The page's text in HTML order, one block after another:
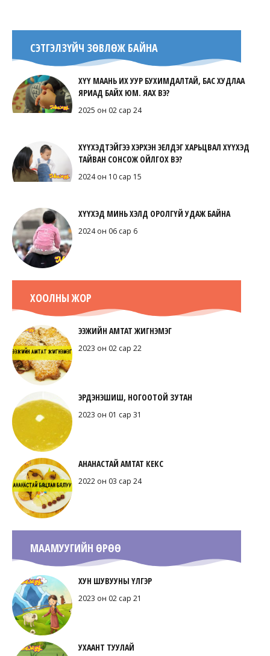
СЭТГЭЛЗҮЙЧ ЗӨВЛӨЖ БАЙНА
ХҮҮ МААНЬ ИХ УУР БУХИМДАЛТАЙ, БАС ХУДЛАА
ЯРИАД БАЙХ ЮМ. ЯАХ ВЭ?
2025 он 02 сар 24
ХҮҮХЭДТЭЙГЭЭ ХЭРХЭН ЭЕЛДЭГ ХАРЬЦВАЛ ХҮҮХЭД
ТАЙВАН СОНСОЖ ОЙЛГОХ ВЭ?
2024 он 10 сар 15
ХҮҮХЭД МИНЬ ХЭЛД ОРОЛГҮЙ УДАЖ БАЙНА
2024 он 06 сар 6
ХООЛНЫ ЖОР
ЭЭЖИЙН АМТАТ ЖИГНЭМЭГ
2023 он 02 сар 22
ЭРДЭНЭШИШ, НОГООТОЙ ЗУТАН
2023 он 01 сар 31
АНАНАСТАЙ АМТАТ КЕКС
2022 он 03 сар 24
МААМУУГИЙН ӨРӨӨ
ХУН ШУВУУНЫ ҮЛГЭР
2023 он 02 сар 21
УХААНТ ТУУЛАЙ